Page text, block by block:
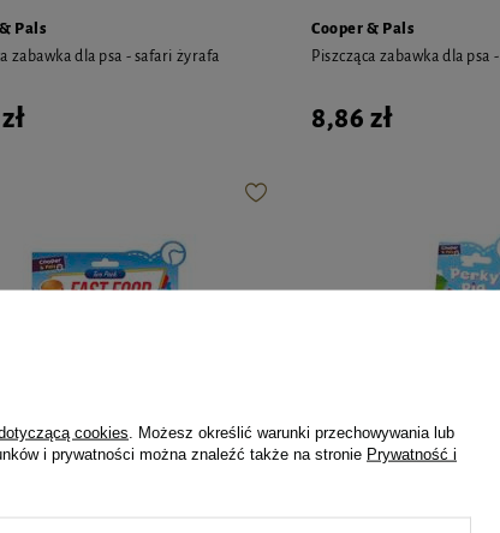
Pals
zabawka dla psa - safari żyrafa
Cooper & Pals
Piszcząca zabawka dla psa
8,86 zł
cookies . Możesz określić warunki przechowywania lub
i prywatności można znaleźć także na stronie Prywatność i